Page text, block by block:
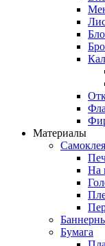
Материалы
На
Бумага